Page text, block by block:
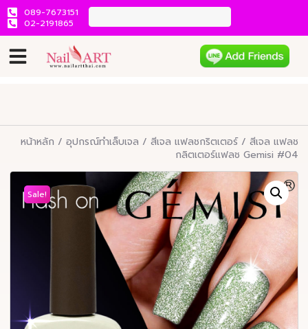
089-7673151
02-2191865
หน้าหลัก / อุปกรณ์ทำเล็บเจล / สีเจล แฟลชกริตเตอร์/ สีเจล แฟลช
กลิตเตอร์แฟลช Gemisi #04
Sale!